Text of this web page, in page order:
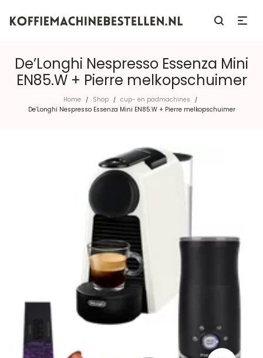
De’Longhi Nespresso Essenza Mini
EN85.W + Pierre melkopschuimer
Home / Shop / cup- en padmachines /
De’Longhi Nespresso Essenza Mini EN85.W + Pierre melkopschuimer